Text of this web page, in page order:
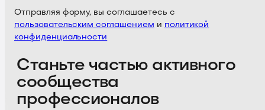
Отправляя форму, вы соглашаетесь с
пользовательским соглашением и политикой
конфиденциальности
Станьте частью активного
сообщества
профессионалов